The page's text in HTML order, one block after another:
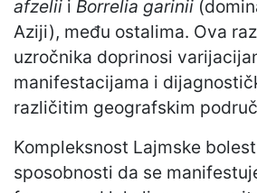
afzelii i Borrelia garinii
Aziji), među ostalima. Ova
uzročnika doprinosi
manifestacijama i
različitim geografskim
Kompleksnost Lajmske
sposobnosti da se